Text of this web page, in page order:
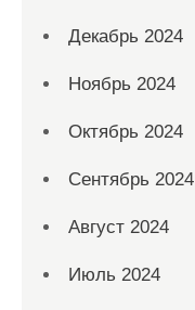
Декабрь 2024
Ноябрь 2024
Октябрь 2024
Сентябрь 2024
Август 2024
Июль 2024